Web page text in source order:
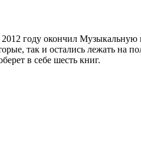
году окончил Музыкальную
так и остались лежать на
в себе шесть книг.